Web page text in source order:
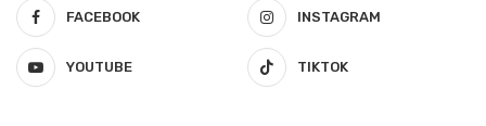
FACEBOOK INSTAGRAM
YOUTUBE TIKTOK